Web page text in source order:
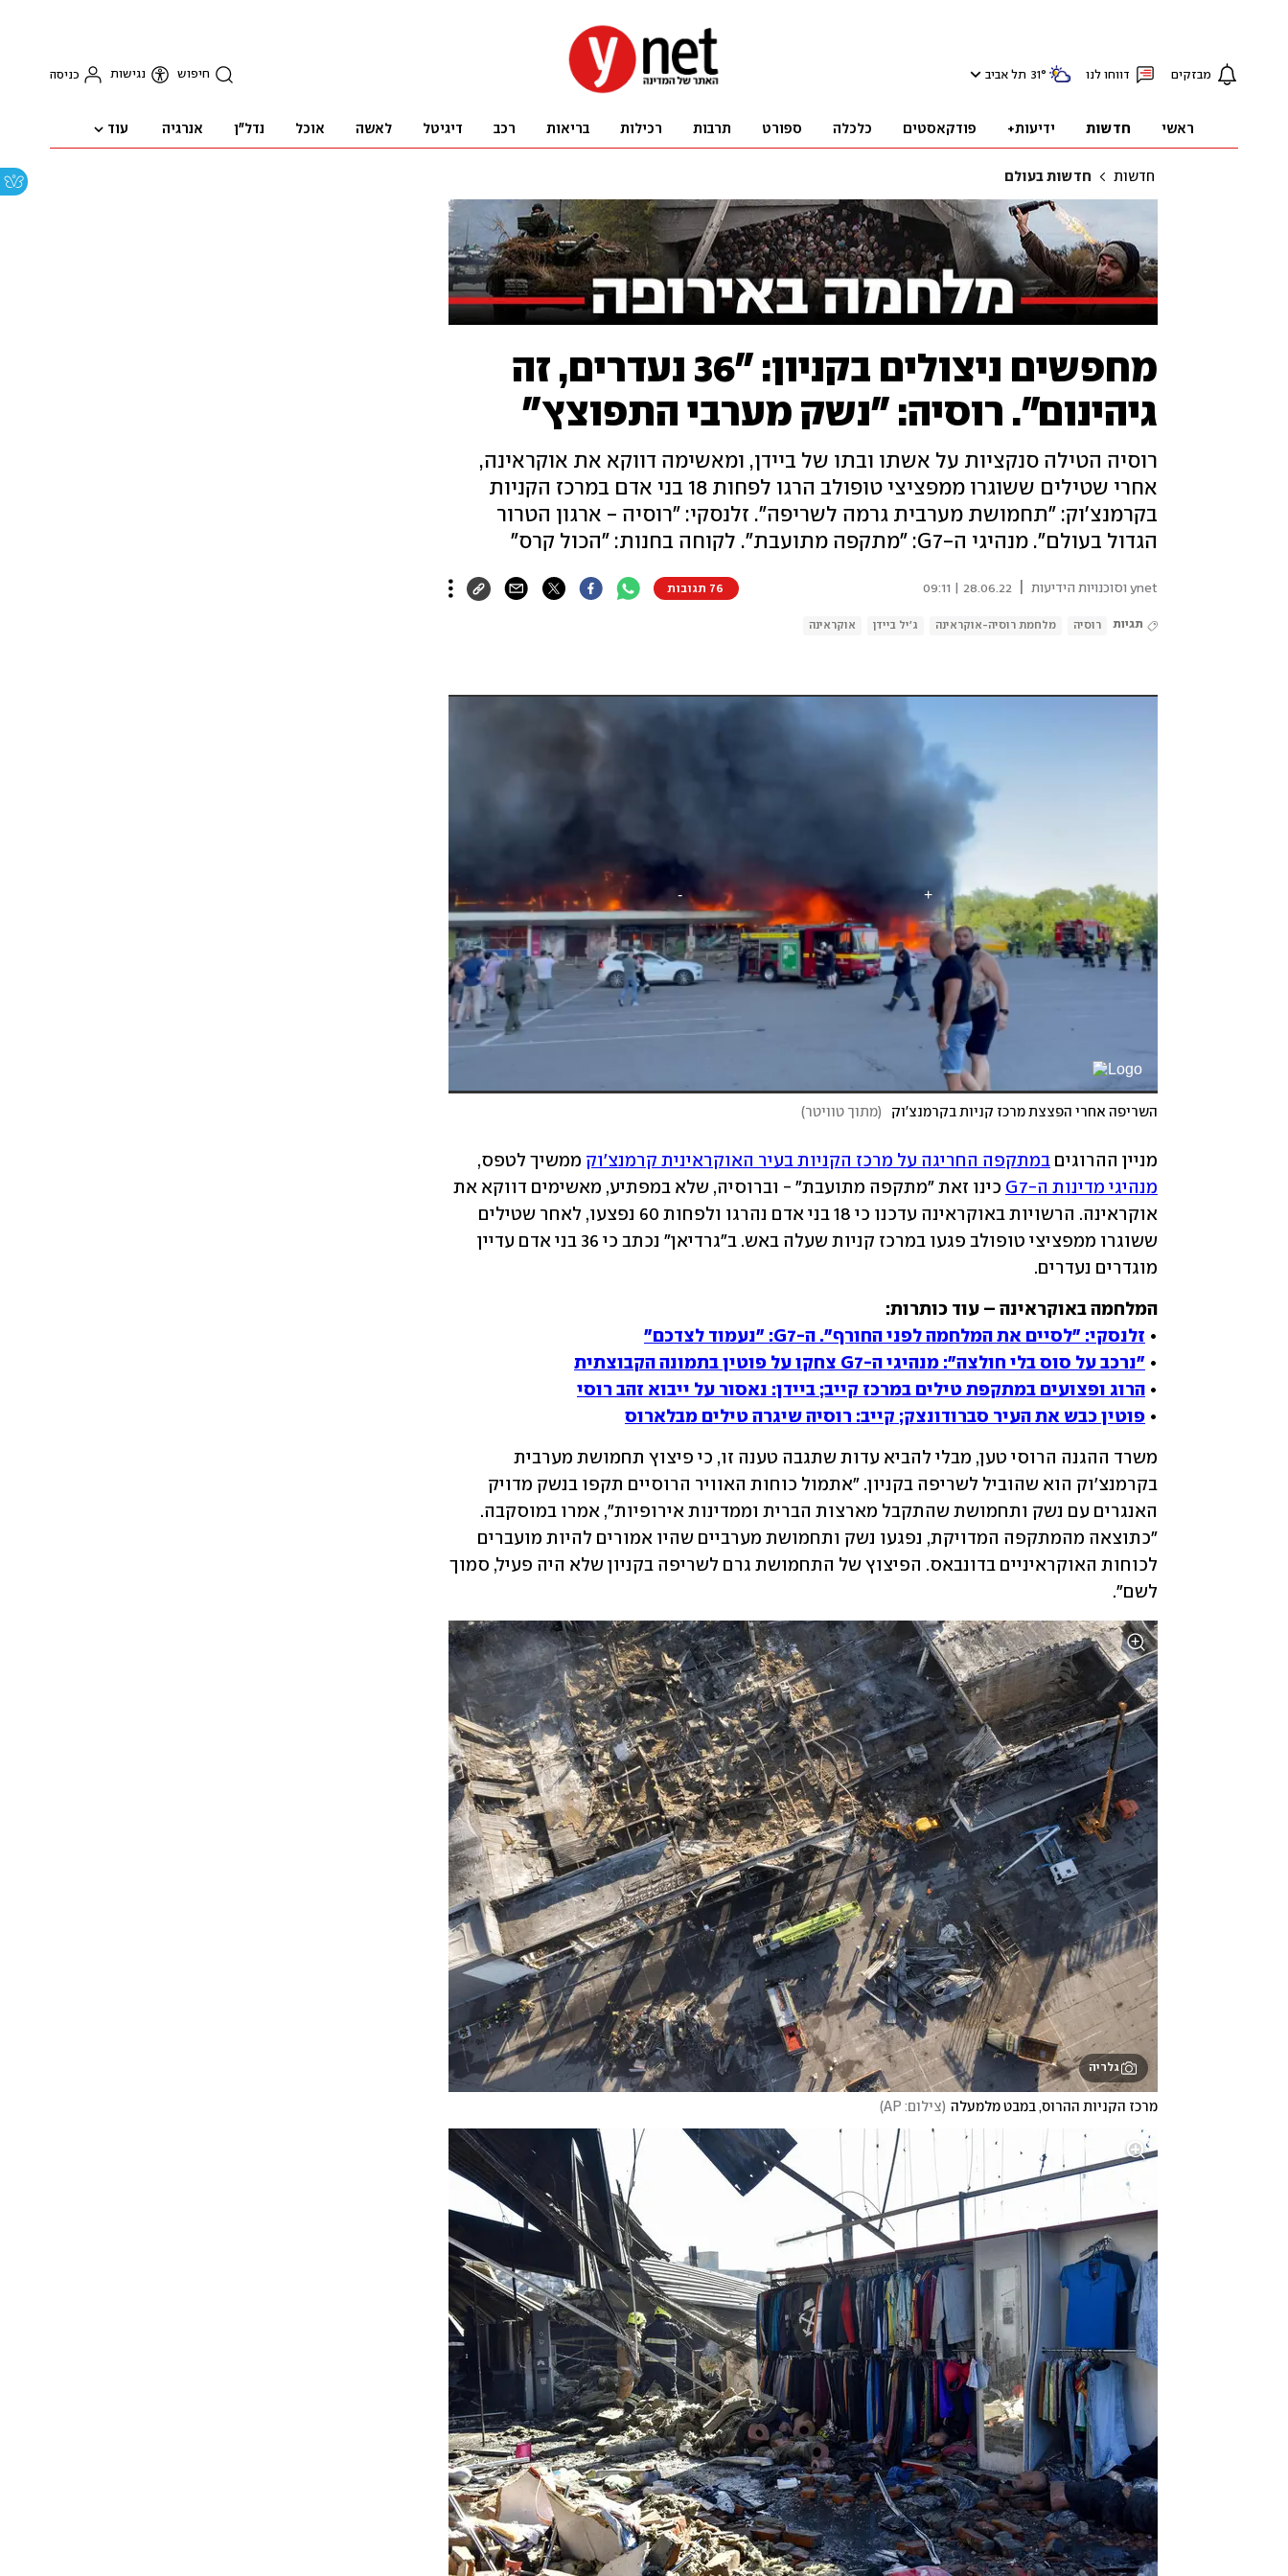
מבזקים דווחו לנו 31° תל אביב חיפוש נגישות כניסה
ראשי חדשות ידיעות+ פודקאסטים כלכלה ספורט תרבות רכילות בריאות רכב דיגיטל לאשה אוכל נדל"ן אנרגיה עוד
חדשות חדשות בעולם
מחפשים ניצולים בקניון: "36 נעדרים, זה
גיהינום". רוסיה: "נשק מערבי התפוצץ"
רוסיה הטילה סנקציות על אשתו ובתו של ביידן, ומאשימה דווקא את אוקראינה,
אחרי שטילים ששוגרו ממפציצי טופולב הרגו לפחות 18 בני אדם במרכז הקניות
בקרמנצ'וק: "תחמושת מערבית גרמה לשריפה". זלנסקי: "רוסיה - ארגון הטרור
הגדול בעולם". מנהיגי ה-G7: "מתקפה מתועבת". לקוחה בחנות: "הכול קרס"
ynet וסוכנויות הידיעות 28.06.22 | 09:11 76 תגובות
תגיות רוסיה מלחמת רוסיה-אוקראינה ג'יל ביידן אוקראינה
השריפה אחרי הפצצת מרכז קניות בקרמנצ'וק (מתוך טוויטר)
מניין ההרוגים במתקפה החריגה על מרכז הקניות בעיר האוקראינית קרמנצ'וק ממשיך לטפס,
מנהיגי מדינות ה-G7
מוגדרים נעדרים.
• זלנסקי: "לסיים את המלחמה לפני החורף". ה-G7: "נעמוד לצדכם"
• "נרכב על סוס בלי חולצה": מנהיגי ה-G7 צחקו על פוטין בתמונה הקבוצתית
• הרוג ופצועים במתקפת טילים במרכז קייב; ביידן: נאסור על ייבוא זהב רוסי
• פוטין כבש את העיר סברודונצק; קייב: רוסיה שיגרה טילים מבלארוס
לשם".
גלריה
מרכז הקניות ההרוס, במבט מלמעלה (צילום: AP )